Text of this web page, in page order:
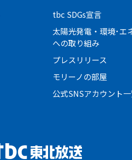
tbc SDGs宣言
太陽光発電・環境･エ
への取り組み
プレスリリース
モリーノの部屋
公式SNSアカウント